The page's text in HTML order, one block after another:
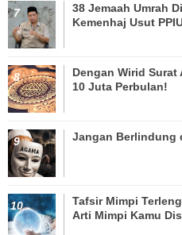
38 Jemaah Umrah
Kemenhaj Usut
Dengan Wirid Surat
10 Juta Perbulan!
Jangan Berlindung
Tafsir Mimpi
Arti Mimpi Kamu